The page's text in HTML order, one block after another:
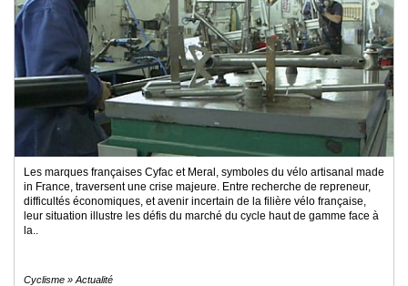
Les marques françaises Cyfac et Meral, symboles du vélo artisanal made
in France, traversent une crise majeure. Entre recherche de repreneur,
difficultés économiques, et avenir incertain de la filière vélo française,
leur situation illustre les défis du marché du cycle haut de gamme face à
la..
Cyclisme » Actualité